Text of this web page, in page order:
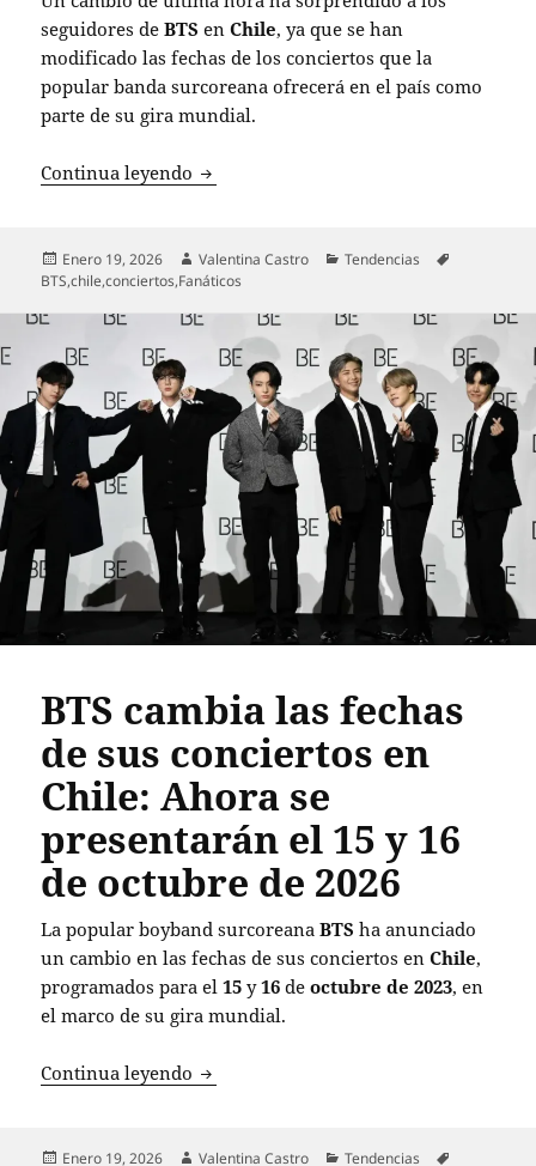
seguidores deBTS enChile, ya que se han
modificado las fechas de los conciertos que la
popular banda surcoreana ofrecerá en el país como
parte de su gira mundial.
Continua leyendo BTS modifica sus fechas de
Publicado
el
Enero 19, 2026 Autor
Valentina Castro Categorías
Tendencias
BTS,chile,conciertos,Fanáticos
BTS cambia las fechas
de sus conciertos en
Chile: Ahora se
presentarán el 15 y 16
de octubre de 2026
La popular boyband surcoreanaBTS ha anunciado
un cambio en las fechas de sus conciertos enChile,
programados para el15 y16 deoctubre de 2023, en
el marco de su gira mundial.
Continua leyendo BTS cambia las fechas de sus
Publicado
Enero 19, 2026 Autor
Valentina Castro Categorías
Tendencias